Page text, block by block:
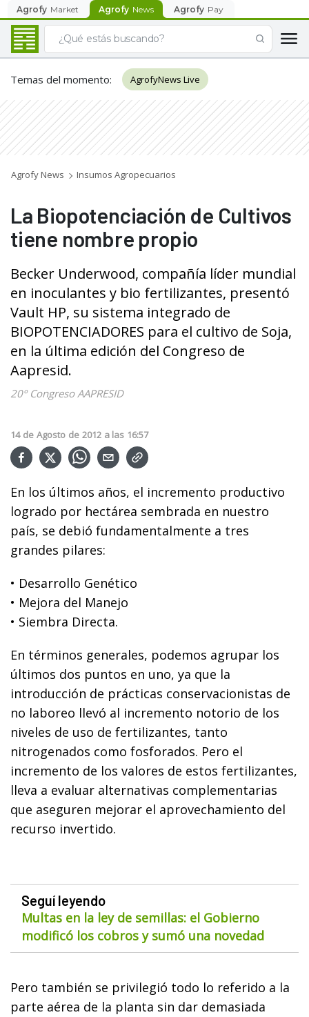
Agrofy Market Agrofy News Agrofy Pay
Temas del momento: AgrofyNews Live
Agrofy News Insumos Agropecuarios
La Biopotenciación de Cultivos
tiene nombre propio
Becker Underwood, compañía líder mundial
en inoculantes y bio fertilizantes, presentó
Vault HP, su sistema integrado de
BIOPOTENCIADORES para el cultivo de Soja,
en la última edición del Congreso de
Aapresid.
20º Congreso AAPRESID
14 de Agosto de 2012 a las 16:57
En los últimos años, el incremento productivo
logrado por hectárea sembrada en nuestro
país, se debió fundamentalmente a tres
grandes pilares:
• Desarrollo Genético
• Mejora del Manejo
• Siembra Directa.
En términos generales, podemos agrupar los
últimos dos puntos en uno, ya que la
introducción de prácticas conservacionistas de
no laboreo llevó al incremento notorio de los
niveles de uso de fertilizantes, tanto
nitrogenados como fosforados. Pero el
incremento de los valores de estos fertilizantes,
lleva a evaluar alternativas complementarias
que aseguren mejorar el aprovechamiento del
recurso invertido.
Seguí leyendo
Multas en la ley de semillas: el Gobierno
modificó los cobros y sumó una novedad
Pero también se privilegió todo lo referido a la
parte aérea de la planta sin dar demasiada